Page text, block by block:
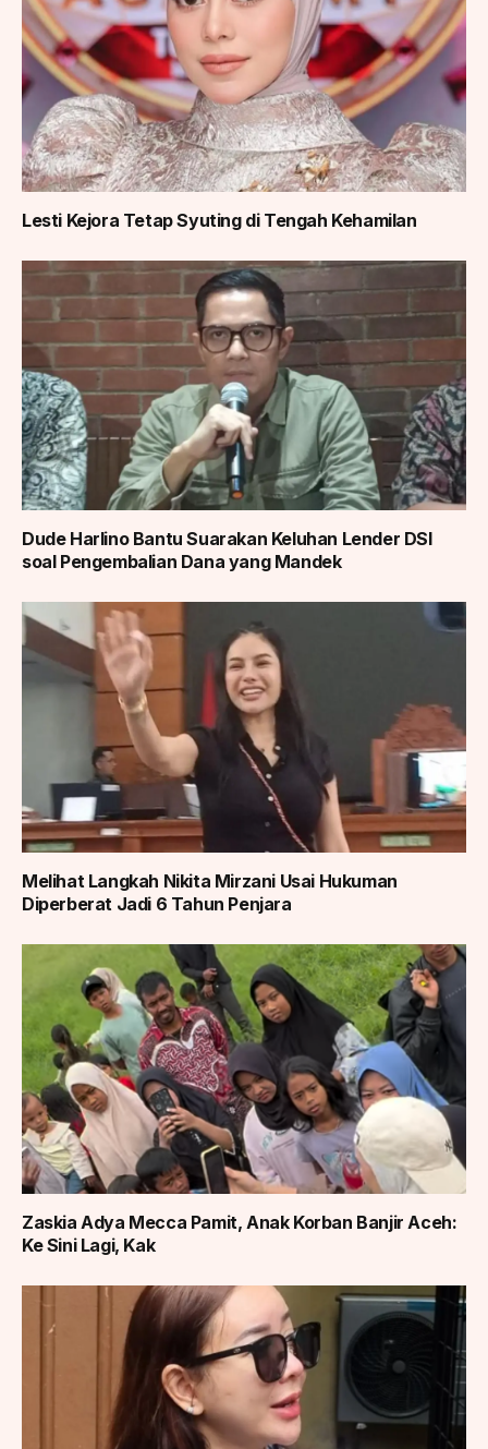
Lesti Kejora Tetap Syuting di Tengah Kehamilan
Dude Harlino Bantu Suarakan Keluhan Lender DSI
soal Pengembalian Dana yang Mandek
Melihat Langkah Nikita Mirzani Usai Hukuman
Diperberat Jadi 6 Tahun Penjara
Zaskia Adya Mecca Pamit, Anak Korban Banjir Aceh:
Ke Sini Lagi, Kak